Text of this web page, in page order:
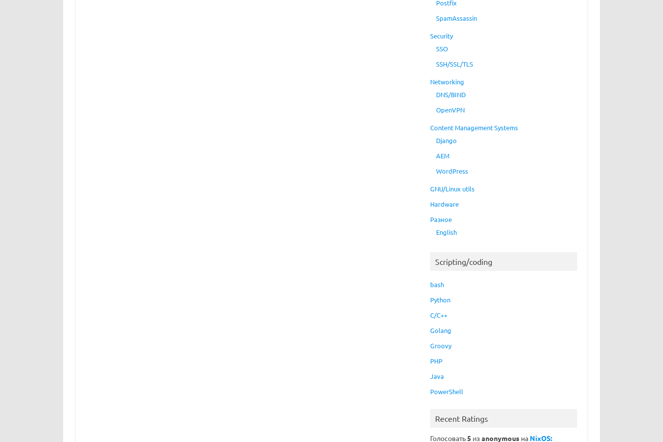
Postfix
SpamAssassin
Security
SSO
SSH/SSL/TLS
Networking
DNS/BIND
OpenVPN
Content Management Systems
Django
AEM
WordPress
GNU/Linux utils
Hardware
Разное
English
Scripting/coding
bash
Python
C/C++
Golang
Groovy
PHP
Java
PowerShell
Recent Ratings
Голосовать5 изanonymous на NixOS: